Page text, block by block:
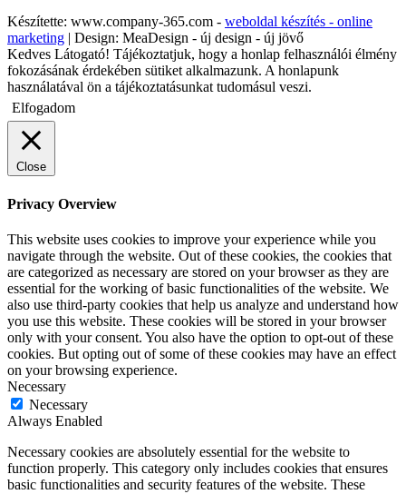
Készítette: www.company-365.com - weboldal készítés - online
marketing | Design: MeaDesign - új design - új jövő
Kedves Látogató! Tájékoztatjuk, hogy a honlap felhasználói élmény
fokozásának érdekében sütiket alkalmazunk. A honlapunk
használatával ön a tájékoztatásunkat tudomásul veszi.
Elfogadom
Close
Privacy Overview
This website uses cookies to improve your experience while you
navigate through the website. Out of these cookies, the cookies that
are categorized as necessary are stored on your browser as they are
essential for the working of basic functionalities of the website. We
also use third-party cookies that help us analyze and understand how
you use this website. These cookies will be stored in your browser
only with your consent. You also have the option to opt-out of these
cookies. But opting out of some of these cookies may have an effect
on your browsing experience.
Necessary
Necessary
Always Enabled
Necessary cookies are absolutely essential for the website to
function properly. This category only includes cookies that ensures
basic functionalities and security features of the website. These